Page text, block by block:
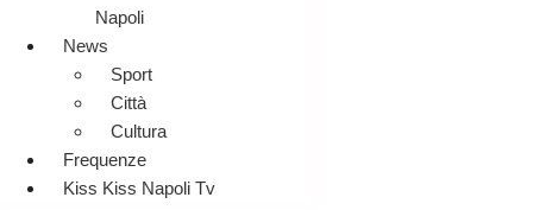
Napoli
News
Sport
Città
Cultura
Frequenze
Kiss Kiss Napoli Tv